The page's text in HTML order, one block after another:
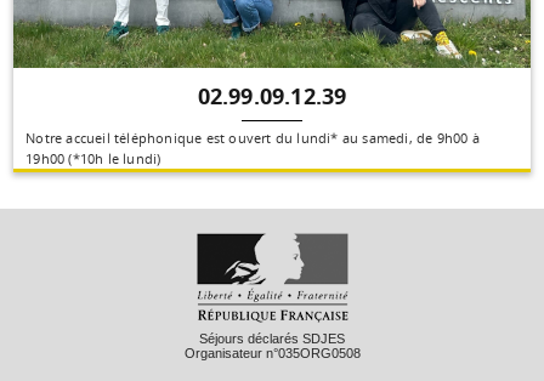
02.99.09.12.39
Notre accueil téléphonique est ouvert du lundi* au samedi, de 9h00 à
19h00 (*10h le lundi)
Séjours déclarés SDJES
Organisateur n°035ORG0508